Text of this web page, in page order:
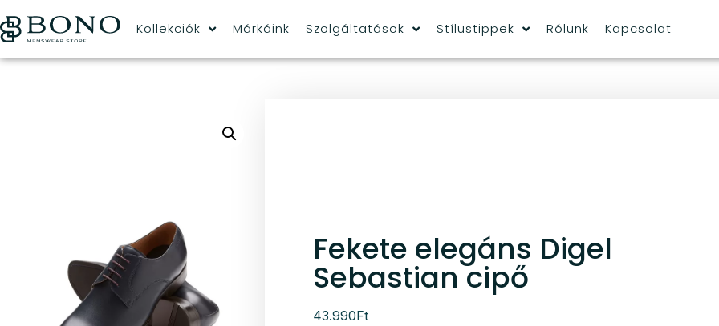
Kollekciók Márkáink Szolgáltatások Stílustippek Rólunk Kapcsolat
Fekete elegáns Digel
Sebastian cipő
43.990Ft